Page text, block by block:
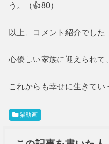
う。（👍80）
以上、コメント紹介でした
心優しい家族に迎えられて
これからも幸せに生きてい
猫動画